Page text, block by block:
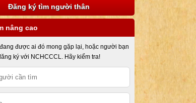
Đăng ký tìm người thân
nâng cao
được ai đó mong gặp lại, hoặc người bạn
ký với NCHCCCL. Hãy kiểm tra!